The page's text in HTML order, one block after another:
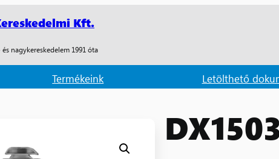
Kft.
nagykereskedelem 1991 óta
Termékeink Letölthető